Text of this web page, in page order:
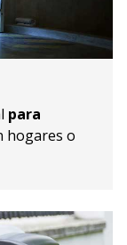
para
hogares o